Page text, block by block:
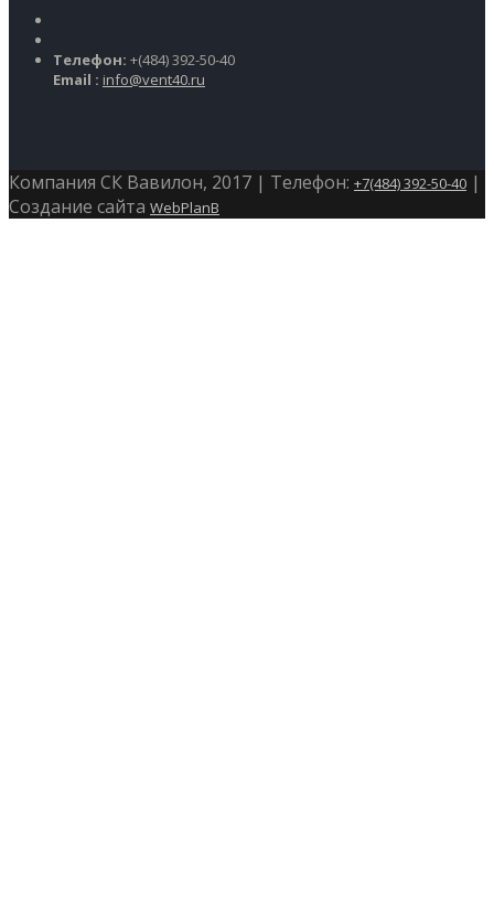
Телефон: +(484) 392-50-40
Email : info@vent40.ru
Компания СК Вавилон, 2017 | Телефон: +7(484) 392-50-40 |
Создание сайта WebPlanB